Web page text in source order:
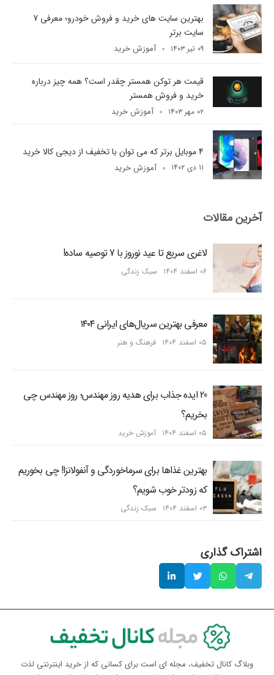
بهترین سایت های خرید و فروش خودرو؛ معرفی 7
سایت برتر
۰۹ تیر ۱۴۰۳ آموزش خرید
قیمت هر توکن همستر چقدر است؟ همه چیز درباره
خرید و فروش همستر
۰۲ مهر ۱۴۰۳ آموزش خرید
4 موبایل برتر که می توان با تخفیف از دیجی کالا خرید
۱۱ دی ۱۴۰۲ آموزش خرید
آخرین مقالات
لاغری سریع تا عید نوروز با 7 توصیه ساده!
۰۶ اسفند ۱۴۰۴ سبک زندگی
معرفی بهترین سریال‌های ایرانی ۱۴۰۴
۰۵ اسفند ۱۴۰۴ فرهنگ و هنر
20 ایده جذاب برای هدیه روز مهندس؛ روز مهندس چی
بخریم؟
۰۵ اسفند ۱۴۰۴ آموزش خرید
بهترین غذاها برای سرماخوردگی و آنفولانزا! چی بخوریم
که زودتر خوب شویم؟
۰۳ اسفند ۱۴۰۴ سبک زندگی
اشتراک گذاری
وبلاگ کانال تخفیف، مجله ای است برای کسانی که از خرید اینترنتی لذت